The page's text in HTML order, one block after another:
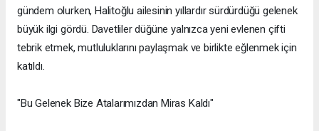
gündem olurken, Halitoğlu ailesinin yıllardır sürdürdüğü gelenek
büyük ilgi gördü. Davetliler düğüne yalnızca yeni evlenen çifti
tebrik etmek, mutluluklarını paylaşmak ve birlikte eğlenmek için
katıldı.
"Bu Gelenek Bize Atalarımızdan Miras Kaldı"